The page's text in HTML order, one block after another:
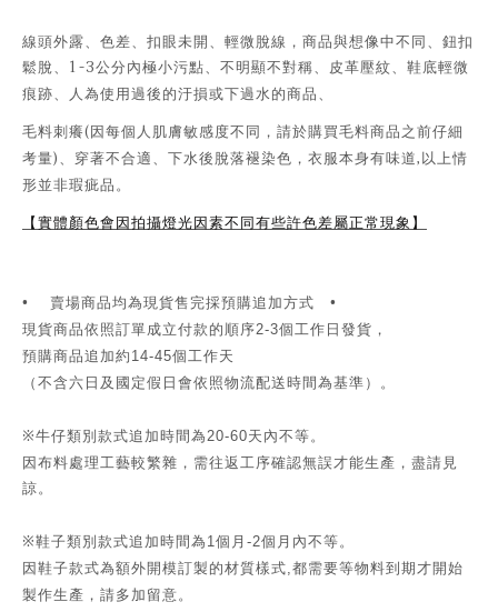
線頭外露、色差、扣眼未開、輕微脫線，商品與想像中不同、鈕扣
鬆脫、 1-3公分內極小污點、不明顯不對稱、皮革壓紋、鞋底輕微
痕跡、人為使用過後的汙損或下過水的商品、
毛料刺癢(因每個人肌膚敏感度不同，請於購買毛料商品之前仔細
考量)、穿著不合適、下水後脫落褪染色，衣服本身有味道,以上情
形並非瑕疵品。
【實體顏色會因拍攝燈光因素不同有些許色差屬正常現象】
•
賣場商品均為現貨售完採預購追加方式 •
現貨商品依照訂單成立付款的順序2-3個工作日發貨，
預購商品追加約 14-45個工作天
（不含六日及國定假日會依照物流配送時間為基準）。
※牛仔類別款式追加時間為 20-60天內不等。
因布料處理工藝較繁雜，需往返工序確認無誤才能生產，盡請見
諒。
※鞋子類別款式追加時間為 1 個月 -2個月內不等。
因鞋子款式為額外開模訂製的材質樣式 都需要等物料到期才開始
製作生產，請多加留意。